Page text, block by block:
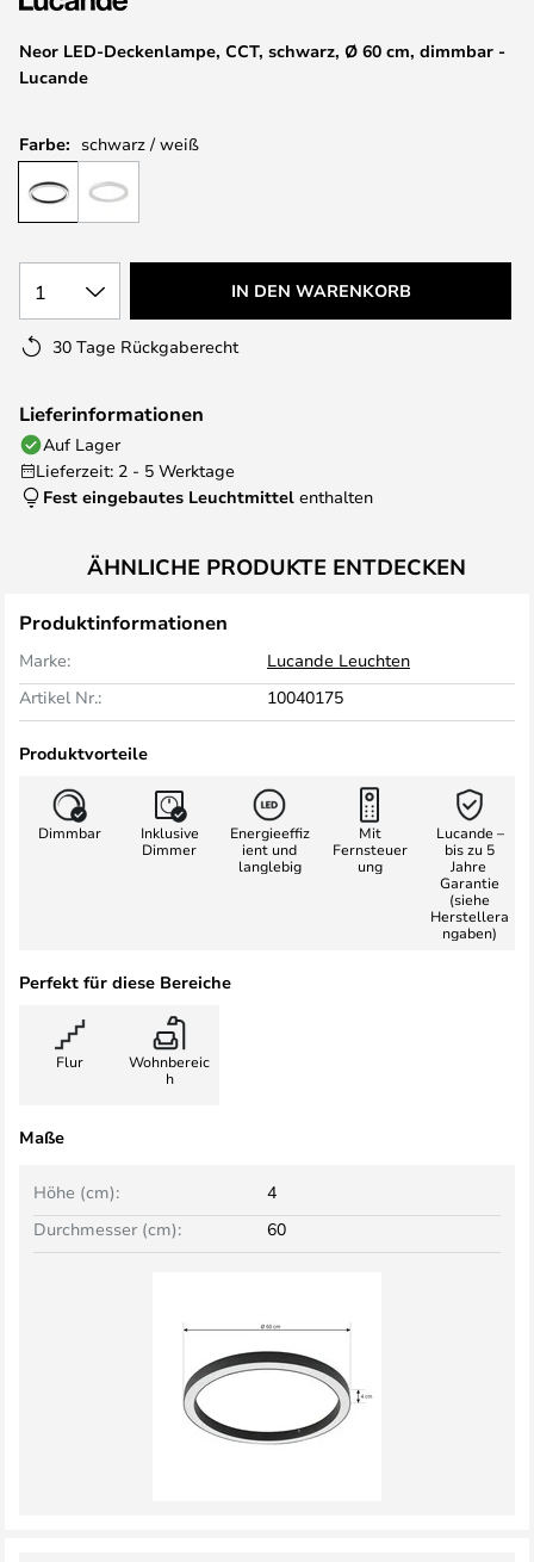
Neor LED-Deckenlampe, CCT, schwarz, Ø 60 cm, dimmbar -
Lucande
Farbe: schwarz / weiß
1 IN DEN WARENKORB
30 Tage Rückgaberecht
Lieferinformationen
Auf Lager
Lieferzeit: 2 - 5 Werktage
Fest eingebautes Leuchtmittel enthalten
ÄHNLICHE PRODUKTE ENTDECKEN
Produktinformationen
Marke:
Lucande Leuchten
Artikel Nr.:
10040175
Produktvorteile
Dimmbar
Inklusive
Dimmer
Energieeffiz
ient und
langlebig
Mit
Fernsteuer
ung
Lucande –
bis zu 5
Jahre
Garantie
(siehe
Herstellera
ngaben)
Perfekt für diese Bereiche
Flur
Wohnbereic
h
Maße
Höhe (cm):
4
Durchmesser (cm):
60